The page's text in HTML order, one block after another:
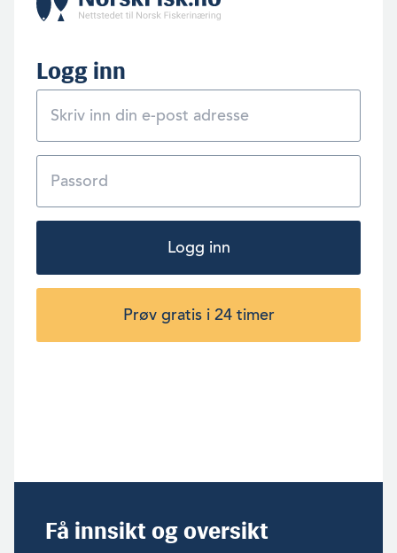
Logg inn
Logg inn
Prøv gratis i 24 timer
Få innsikt og oversikt